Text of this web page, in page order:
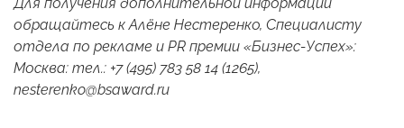
обращайтесь к Алёне Нестеренко, Специалисту
отдела по рекламе и PR премии «Бизнес-Успех»:
Москва: тел.: +7 (495) 783 58 14 (1265),
nesterenko@bsaward.ru